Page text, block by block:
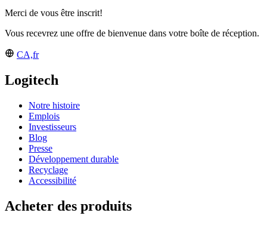
Merci de vous être inscrit!
Vous recevrez une offre de bienvenue dans votre boîte de réception.
CA,fr
Logitech
Notre histoire
Emplois
Investisseurs
Blog
Presse
Développement durable
Recyclage
Accessibilité
Acheter des produits